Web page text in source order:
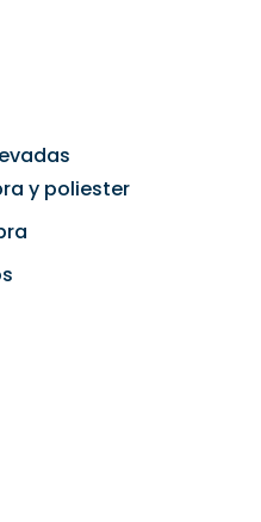
y poliester